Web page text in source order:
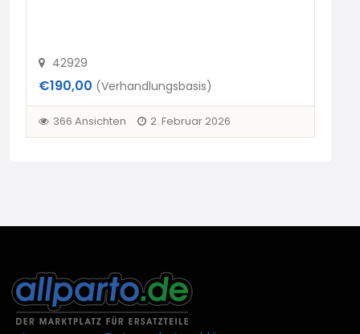
42929
€190,00 (Verhandlungsbasis)
366 Ansichten 2. Februar 2026